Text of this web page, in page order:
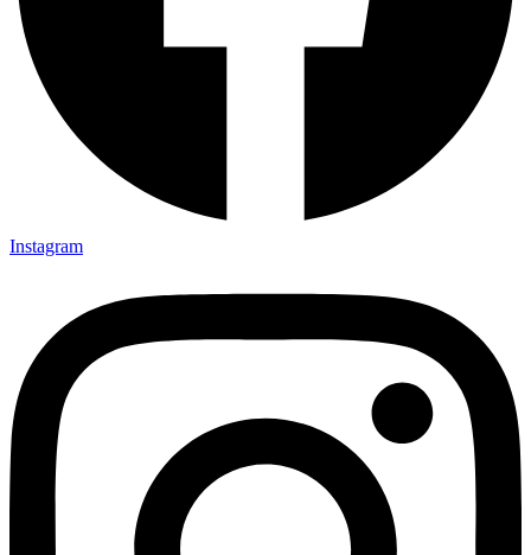
Instagram